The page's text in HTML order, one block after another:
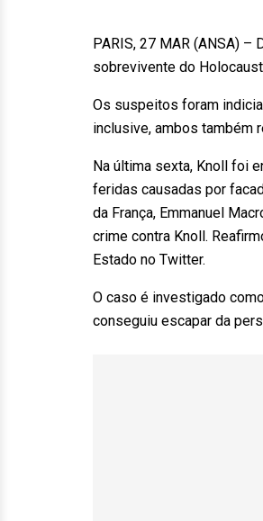
PARIS, 27 MAR (ANSA)
sobrevivente do
Os suspeitos foram
inclusive, ambos também
Na última sexta, Knoll foi
feridas causadas por
da França, Emmanuel
crime contra Knoll.
Estado no Twitter.
O caso é investigado
conseguiu escapar da